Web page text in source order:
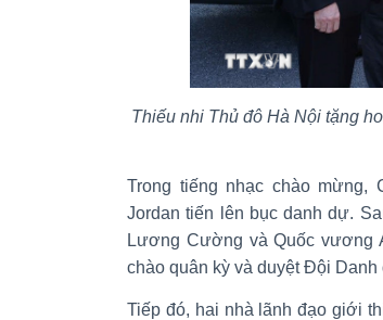
Thiếu nhi Thủ đô Hà Nội tặng
Trong tiếng nhạc chào
Jordan tiến lên bục danh dự.
Lương Cường và Quốc vương
chào quân kỳ và duyệt Đội
Tiếp đó, hai nhà lãnh đạo giới